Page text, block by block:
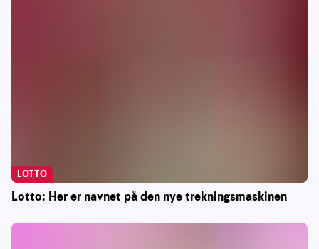
Lotto: Her er navnet på den nye trekningsmaskinen
LOTTO